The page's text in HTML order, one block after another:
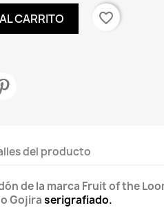
CARRITO
favorite_border
del producto
de la marca Fruit of the
Gojiraserigrafiado.